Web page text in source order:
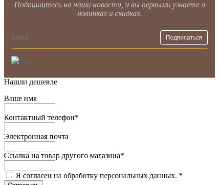
Подпишитесь на наши новости, и вы первыми узнаете о
новинках и скидках.
Нашли дешевле
Ваше имя
Контактный телефон*
Электронная почта
Ссылка на товар другого магазина*
Я согласен на обработку персональных данных. *